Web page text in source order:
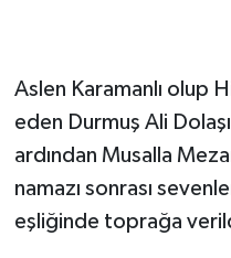
Aslen Karamanlı olup
eden Durmuş Ali
ardından Musalla
namazı sonrası
eşliğinde toprağa